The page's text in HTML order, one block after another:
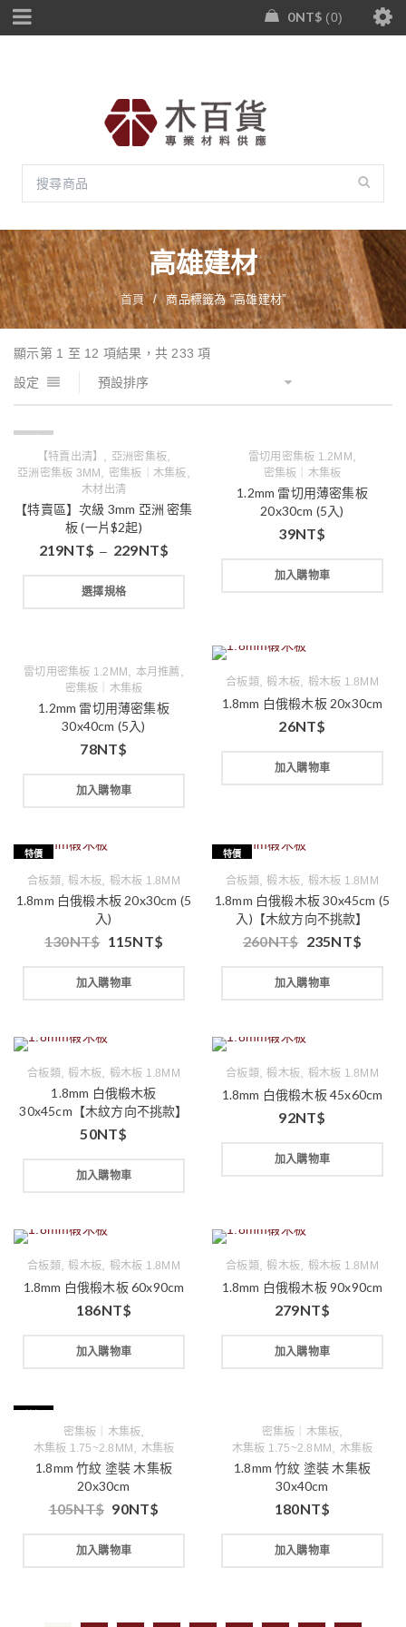
0NT$ 0
高雄建材
首頁 / 商品標籤為 “高雄建材”
顯示第 1 至 12 項結果，共 233 項
設定
預設排序
【特賣出清】 亞洲密集板
亞洲密集板 3MM 密集板｜木集板
木材出清
【特賣區】次級 3mm 亞洲 密集
板 (一片$2起)
219NT$ – 229NT$
選擇規格
雷切用密集板 1.2MM
密集板｜木集板
1.2mm 雷切用薄密集板
20x30cm (5入)
39NT$
加入購物車
雷切用密集板 1.2MM 本月推薦
密集板｜木集板
1.2mm 雷切用薄密集板
30x40cm (5入)
78NT$
加入購物車
合板類,椴木板 椴木板 1.8MM
1.8mm 白俄椴木板 20x30cm
26NT$
加入購物車
特價
合板類,椴木板 椴木板 1.8MM
1.8mm 白俄椴木板 20x30cm (5
入)
130NT$ 115NT$
加入購物車
特價
合板類,椴木板 椴木板 1.8MM
1.8mm 白俄椴木板 30x45cm (5
入)【木紋方向不挑款】
260NT$ 235NT$
加入購物車
合板類,椴木板 椴木板 1.8MM
1.8mm 白俄椴木板
30x45cm【木紋方向不挑款】
50NT$
加入購物車
合板類,椴木板 椴木板 1.8MM
1.8mm 白俄椴木板 45x60cm
92NT$
加入購物車
合板類,椴木板 椴木板 1.8MM
1.8mm 白俄椴木板 60x90cm
186NT$
加入購物車
合板類,椴木板 椴木板 1.8MM
1.8mm 白俄椴木板 90x90cm
279NT$
加入購物車
密集板｜木集板
木集板 1.75~2.8MM 木集板
1.8mm 竹紋 塗裝 木集板
20x30cm
105NT$ 90NT$
加入購物車
密集板｜木集板
木集板 1.75~2.8MM 木集板
1.8mm 竹紋 塗裝 木集板
30x40cm
180NT$
加入購物車